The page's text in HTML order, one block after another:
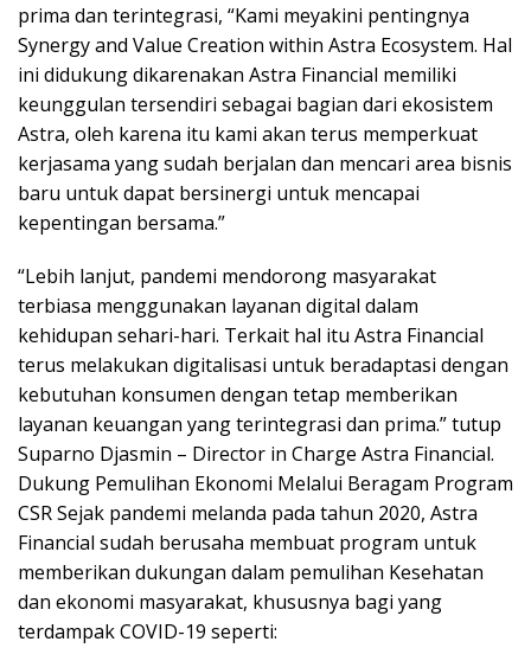
prima dan terintegrasi, “Kami meyakini pentingnya
Synergy and Value Creation within Astra Ecosystem. Hal
ini didukung dikarenakan Astra Financial memiliki
keunggulan tersendiri sebagai bagian dari ekosistem
Astra, oleh karena itu kami akan terus memperkuat
kerjasama yang sudah berjalan dan mencari area bisnis
baru untuk dapat bersinergi untuk mencapai
kepentingan bersama.”
“Lebih lanjut, pandemi mendorong masyarakat
terbiasa menggunakan layanan digital dalam
kehidupan sehari-hari. Terkait hal itu Astra Financial
terus melakukan digitalisasi untuk beradaptasi dengan
kebutuhan konsumen dengan tetap memberikan
layanan keuangan yang terintegrasi dan prima.” tutup
Suparno Djasmin – Director in Charge Astra Financial.
Dukung Pemulihan Ekonomi Melalui Beragam Program
CSR Sejak pandemi melanda pada tahun 2020, Astra
Financial sudah berusaha membuat program untuk
memberikan dukungan dalam pemulihan Kesehatan
dan ekonomi masyarakat, khususnya bagi yang
terdampak COVID-19 seperti: